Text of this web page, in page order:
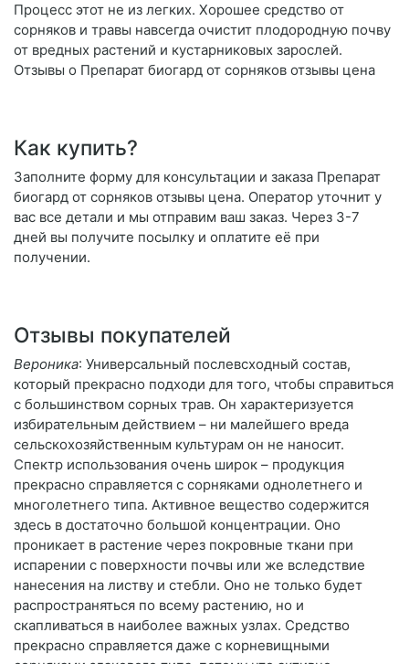
Процесс этот не из легких. Хорошее средство от
сорняков и травы навсегда очистит плодородную почву
от вредных растений и кустарниковых зарослей.
Отзывы о Препарат биогард от сорняков отзывы цена
Как купить?
Заполните форму для консультации и заказа Препарат
биогард от сорняков отзывы цена. Оператор уточнит у
вас все детали и мы отправим ваш заказ. Через 3-7
дней вы получите посылку и оплатите её при
получении.
Отзывы покупателей
Вероника: Универсальный послевсходный состав,
который прекрасно подходи для того, чтобы справиться
с большинством сорных трав. Он характеризуется
избирательным действием – ни малейшего вреда
сельскохозяйственным культурам он не наносит.
Спектр использования очень широк – продукция
прекрасно справляется с сорняками однолетнего и
многолетнего типа. Активное вещество содержится
здесь в достаточно большой концентрации. Оно
проникает в растение через покровные ткани при
испарении с поверхности почвы или же вследствие
нанесения на листву и стебли. Оно не только будет
распространяться по всему растению, но и
скапливаться в наиболее важных узлах. Средство
прекрасно справляется даже с корневищными